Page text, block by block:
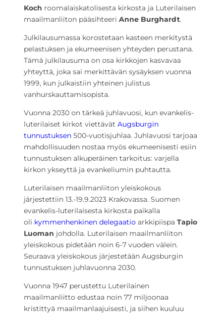
Koch roomalaiskatolisesta kirkosta ja Luterilaisen
maailmanliiton pääsihteeri Anne Burghardt.
Julkilausumassa korostetaan kasteen merkitystä
pelastuksen ja ekumeenisen yhteyden perustana.
Tämä julkilausuma on osa kirkkojen kasvavaa
yhteyttä, joka sai merkittävän sysäyksen vuonna
1999, kun julkaistiin yhteinen julistus
vanhurskauttamisopista.
Vuonna 2030 on tärkeä juhlavuosi, kun evankelis-
luterilaiset kirkot viettävät Augsburgin
tunnustuksen 500-vuotisjuhlaa. Juhlavuosi tarjoaa
mahdollisuuden nostaa myös ekumeenisesti esiin
tunnustuksen alkuperäinen tarkoitus: varjella
kirkon ykseyttä ja evankeliumin puhtautta.
Luterilaisen maailmanliiton yleiskokous
järjestettiin 13.-19.9.2023 Krakovassa. Suomen
evankelis-luterilaisesta kirkosta paikalla
oli kymmenhenkinen delegaatio arkkipiispa Tapio
Luoman johdolla. Luterilaisen maailmanliiton
yleiskokous pidetään noin 6-7 vuoden välein.
Seuraava yleiskokous järjestetään Augsburgin
tunnustuksen juhlavuonna 2030.
Vuonna 1947 perustettu Luterilainen
maailmanliitto edustaa noin 77 miljoonaa
kristittyä maailmanlaajuisesti, ja siihen kuuluu